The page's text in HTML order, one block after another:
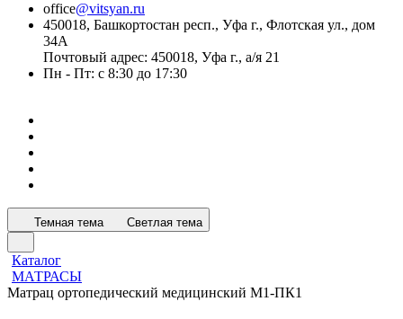
office@vitsyan.ru
450018, Башкортостан респ., Уфа г., Флотская ул., дом
34А
Почтовый адрес: 450018, Уфа г., а/я 21
Пн - Пт: с 8:30 до 17:30
Темная тема Светлая тема
Каталог
МАТРАСЫ
Матрац ортопедический медицинский М1-ПК1